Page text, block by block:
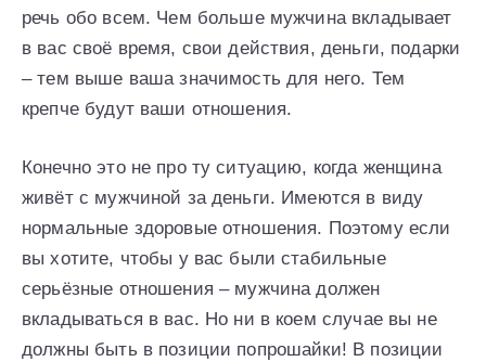
речь обо всем. Чем больше мужчина вкладывает
в вас своё время, свои действия, деньги, подарки
– тем выше ваша значимость для него. Тем
крепче будут ваши отношения.
Конечно это не про ту ситуацию, когда женщина
живёт с мужчиной за деньги. Имеются в виду
нормальные здоровые отношения. Поэтому если
вы хотите, чтобы у вас были стабильные
серьёзные отношения – мужчина должен
вкладываться в вас. Но ни в коем случае вы не
должны быть в позиции попрошайки! В позиции